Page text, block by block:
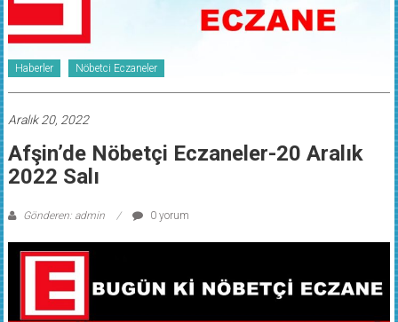
Haberler Nöbetci Eczaneler
Aralık 20, 2022
Afşin’de Nöbetçi Eczaneler-20 Aralık
2022 Salı
Gönderen: admin 0 yorum